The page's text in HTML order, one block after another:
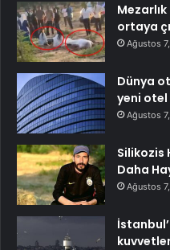
ortaya
Ağustos
Dünya
yeni otel
Ağustos
Silikozis
Daha
Ağustos